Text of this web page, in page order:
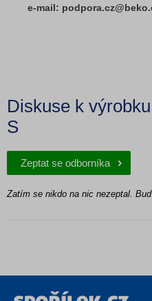
e-mail:
Diskuse k
S
Zeptat se odborníka
Zatím se nikdo na nic nezeptal.